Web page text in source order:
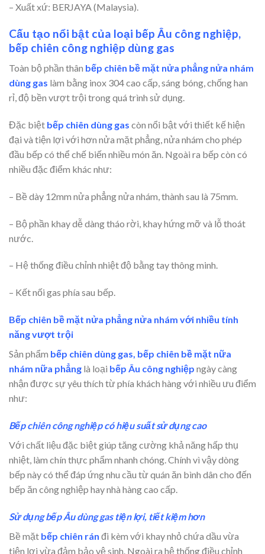
– Xuất xứ: BERJAYA (Malaysia).
Cấu tạo nổi bật của loại bếp Âu công nghiệp,
bếp chiên công nghiệp dùng gas
Toàn bộ phần thân bếp chiên bề mặt nửa phẳng nửa nhám
dùng gas làm bằng inox 304 cao cấp, sáng bóng, chống han
rỉ, độ bền vượt trội trong quá trình sử dụng.
Đặc biệt bếp chiên dùng gas còn nổi bật với thiết kế hiện
đại và tiện lợi với hơn nửa mặt phẳng, nửa nhám cho phép
đầu bếp có thể chế biến nhiều món ăn. Ngoài ra bếp còn có
nhiều đặc điểm khác như:
– Bề dày 12mm nửa phẳng nửa nhám, thành sau là 75mm.
– Bộ phần khay dễ dàng tháo rời, khay hứng mỡ và lỗ thoát
nước.
– Hệ thống điều chỉnh nhiệt độ bằng tay thông minh.
– Kết nối gas phía sau bếp.
Bếp chiên bề mặt nửa phẳng nửa nhám với nhiều tính
năng vượt trội
Sản phẩm bếp chiên dùng gas, bếp chiên bề mặt nữa
nhám nữa phẳng là loại bếp Âu công nghiệp ngày càng
nhận được sự yêu thích từ phía khách hàng với nhiều ưu điểm
như:
Bếp chiên công nghiệp có hiệu suất sử dụng cao
Với chất liệu đặc biệt giúp tăng cường khả năng hấp thụ
nhiệt, làm chín thực phẩm nhanh chóng. Chính vì vậy dòng
bếp này có thể đáp ứng nhu cầu từ quán ăn bình dân cho đến
bếp ăn công nghiệp hay nhà hàng cao cấp.
Sử dụng bếp Âu dùng gas tiện lợi, tiết kiệm hơn
Bề mặt bếp chiên rán đi kèm với khay nhỏ chứa dầu vừa
tiện lợi vừa đảm bảo vệ sinh. Ngoài ra hệ thống điều chỉnh